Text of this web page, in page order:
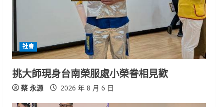
社會
挑大師現身台南榮服處小榮眷相見歡
蔡 永源 2026 年 8 月 6 日